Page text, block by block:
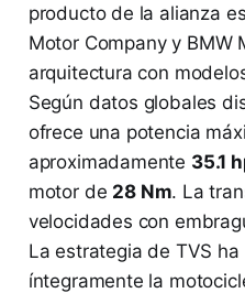
producto de la alianza
Motor Company y
arquitectura con
Según datos globales
ofrece una potencia
aproximadamente 35.1
motor de 28 Nm. La
velocidades con
La estrategia de TVS
íntegramente la